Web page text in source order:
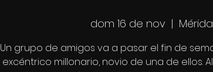
dom 16 de nov
  |
Mérida
Un grupo de amigos va a pasar el fin de
excéntrico millonario, novio de una de ellos.